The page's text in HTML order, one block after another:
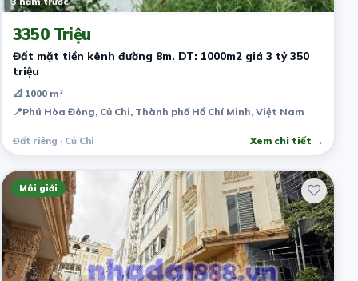
3350 Triệu
Đất mặt tiền kênh đường 8m. DT: 1000m2 giá 3 tỷ 350
triệu
📐 1000 m²
📍Phú Hòa Đông, Củ Chi, Thành phố Hồ Chí Minh, Việt Nam
Đất riêng · Củ Chi Xem chi tiết →
Môi giới